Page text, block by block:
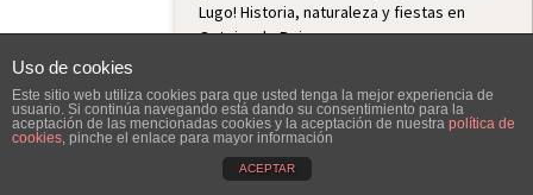
Lugo! Historia, naturaleza y fiestas en
Outeiro de Rei
Python: El Lenguaje de Programación para
el Futuro
¡De la jarra al vaso! El filtro que cambia tu
agua (y te ahorra dinero)
Uso de cookies
Este sitio web utiliza cookies para que usted tenga la mejor experiencia de
usuario. Si continúa navegando está dando su consentimiento para la
aceptación de las mencionadas cookies y la aceptación de nuestra política de
cookies, pinche el enlace para mayor información
ACEPTAR